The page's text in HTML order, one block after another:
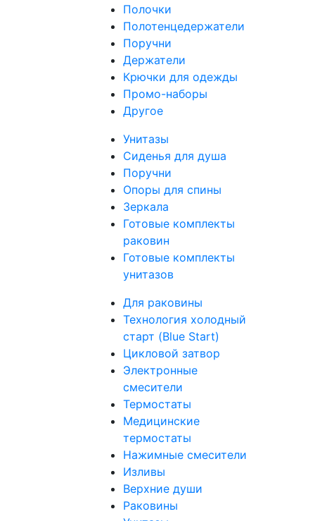
Полочки
Полотенцедержатели
Поручни
Держатели
Крючки для одежды
Промо-наборы
Другое
Унитазы
Сиденья для душа
Поручни
Опоры для спины
Зеркала
Готовые комплекты
раковин
Готовые комплекты
унитазов
Для раковины
Технология холодный
старт (Blue Start)
Цикловой затвор
Электронные
смесители
Термостаты
Медицинские
термостаты
Нажимные смесители
Изливы
Верхние души
Раковины